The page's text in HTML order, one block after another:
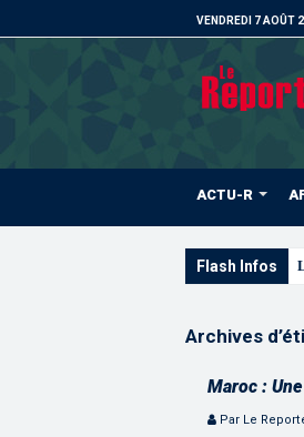
VENDREDI 7 AOÛT
ACTU-R
Flash Infos
Archives
Maroc :
Par Le